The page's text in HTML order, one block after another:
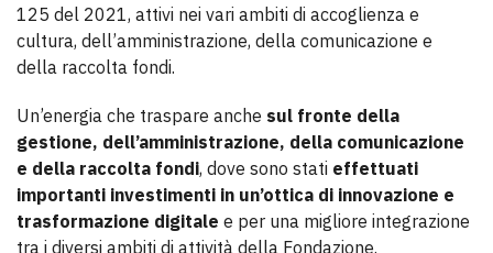
125 del 2021, attivi nei vari ambiti di accoglienza e
cultura, dell’amministrazione, della comunicazione e
della raccolta fondi.
Un’energia che traspare anche sul fronte della
gestione, dell’amministrazione, della comunicazione
e della raccolta fondi, dove sono stati effettuati
importanti investimenti in un’ottica di innovazione e
trasformazione digitale e per una migliore integrazione
tra i diversi ambiti di attività della Fondazione.